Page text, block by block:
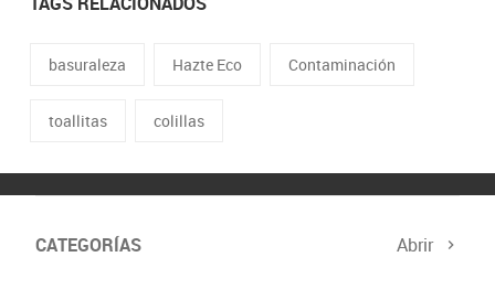
basuraleza Hazte Eco Contaminación
toallitas colillas
CATEGORÍAS Abrir